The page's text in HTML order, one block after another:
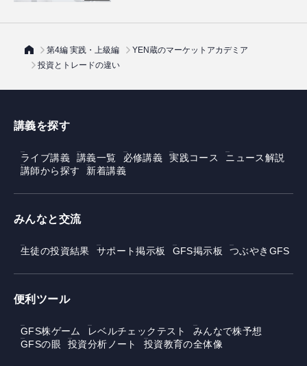
第4編 実践・上級編
YEN蔵のマーケットアカデミア
投資とトレードの違い
講義を探す
ライブ講義 講義一覧 必修講義 実践コース
ニュース解説
講師から探す
新着講義
みんなと交流
生徒の投資結果 サポート掲示板 GFS掲示板 つぶやきGFS
便利ツール
GFS株ゲーム レベルチェックテスト
みんなで株予想
GFSの眼
投資分析ノート 投資教育の全体像